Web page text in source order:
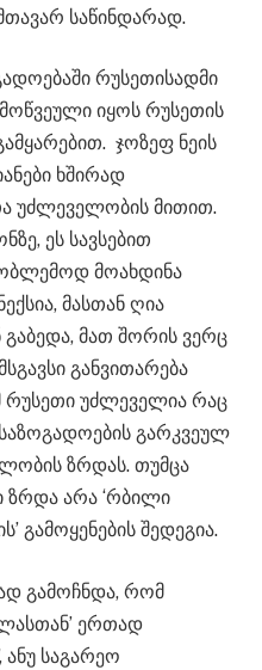
საწინდარად.
რუსეთისადმი
იყოს რუსეთის
ჯოზეფ ნეის
ხშირად
უძლეველობის მითით.
ეს სავსებით
მოახდინა
მასთან ღია
გაბედა, მათ შორის ვერც
განვითარება
რუსეთი უძლეველია რაც
გარკვეულ
ზრდას. თუმცა
ზრდა არა ‘რბილი
გამოყენების შედეგია.
გამოჩნდა, რომ
ერთად
საგარეო